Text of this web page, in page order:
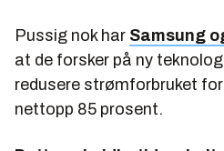
Pussig nok har Samsung
at de forsker på ny
redusere strømforbruket
nettopp 85 prosent.